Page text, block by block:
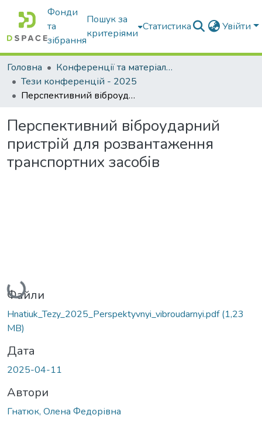
Фонди
та
зібрання
Пошук за
критеріями
Статистика Увійти
Головна
Конференції та матеріали конференцій
Тези конференцій - 2025
Перспективний віброударний пристрій для розвантаження транспортних засобів
Перспективний віброударний
пристрій для розвантаження
транспортних засобів
Вантажиться...
Файли
Hnatiuk_Tezy_2025_Perspektyvnyi_vibroudarnyi.pdf(1,23
MB)
Дата
2025-04-11
Автори
Гнатюк, Олена Федорівна